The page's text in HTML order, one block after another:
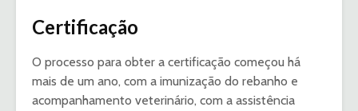
Certificação
O processo para obter a certificação começou há
mais de um ano, com a imunização do rebanho e
acompanhamento veterinário, com a assistência